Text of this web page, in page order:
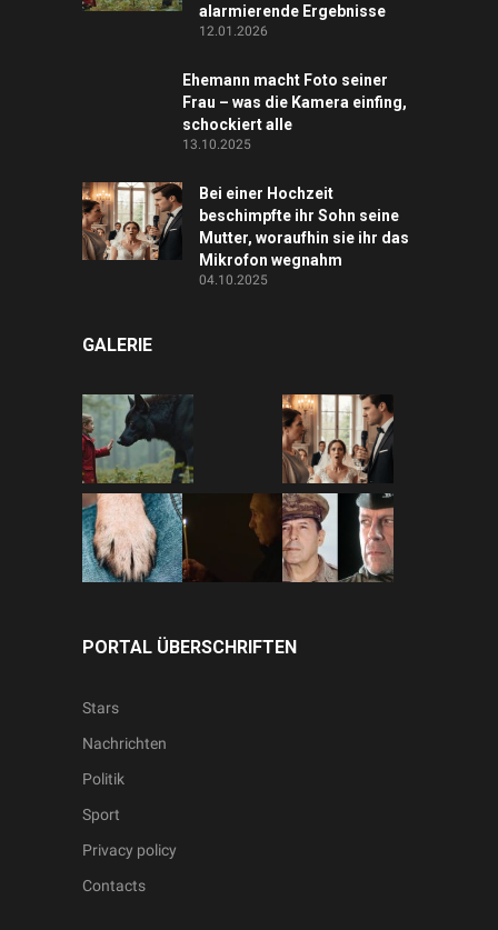
alarmierende Ergebnisse
12.01.2026
Ehemann macht Foto seiner
Frau – was die Kamera einfing,
schockiert alle
13.10.2025
Bei einer Hochzeit
beschimpfte ihr Sohn seine
Mutter, woraufhin sie ihr das
Mikrofon wegnahm
04.10.2025
GALERIE
PORTAL ÜBERSCHRIFTEN
Stars
Nachrichten
Politik
Sport
Privacy policy
Contacts